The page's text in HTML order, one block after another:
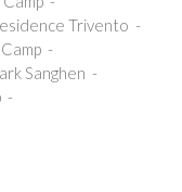
Trivento
Sanghen